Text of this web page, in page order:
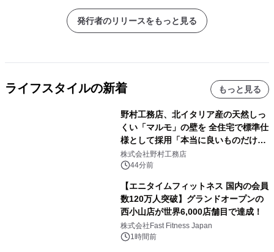
発行者のリリースをもっと見る
ライフスタイルの新着 もっと見る
野村工務店、北イタリア産の天然しっ
くい「マルモ」の壁を 全住宅で標準仕
様として採用「本当に良いものだけに
こだわる」
株式会社野村工務店
44分前
【エニタイムフィットネス 国内の会員
数120万人突破】グランドオープンの
西小山店が世界6,000店舗目で達成！
株式会社Fast Fitness Japan
1時間前